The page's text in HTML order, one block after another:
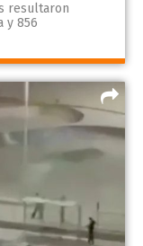
resultaron
y 856